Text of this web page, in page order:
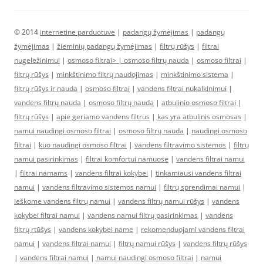
© 2014 internetine parduotuve | padangų žymėjimas | padangų
žymėjimas | žieminių padangų žymėjimas | filtrų rūšys | filtrai
nugeležinimui | osmoso filtrai> | osmoso filtrų nauda | osmoso filtrai |
filtrų rūšys | minkštinimo filtrų naudojimas | minkštinimo sistema |
filtrų rūšys ir nauda | osmoso filtrai | vandens filtrai nukalkinimui |
vandens filtrų nauda | osmoso filtrų nauda | atbulinio osmoso filtrai |
filtrų rūšys | apie geriamo vandens filtrus | kas yra atbulinis osmosas |
namui naudingi osmoso filtrai | osmoso filtrų nauda | naudingi osmoso
filtrai | kuo naudingi osmoso filtrai | vandens filtravimo sistemos | filtrų
namui pasirinkimas | filtrai komfortui namuose | vandens filtrai namui
| filtrai namams | vandens filtrai kokybei | tinkamiausi vandens filtrai
namui | vandens filtravimo sistemos namui | filtrų sprendimai namui |
ieškome vandens filtrų namui | vandens filtrų namui rūšys | vandens
kokybei filtrai namui | vandens namui filtrų pasirinkimas | vandens
filtrų rtūšys | vandens kokybei name | rekomenduojami vandens filtrai
namui | vandens filtrai namui | filtrų namui rūšys | vandens filtrų rūšys
| vandens filtrai namui | namui naudingi osmoso filtrai | namui